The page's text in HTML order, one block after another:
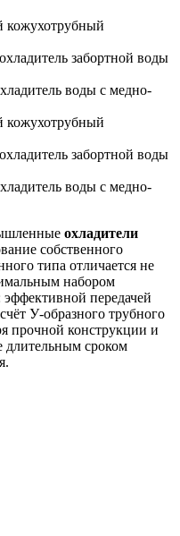
охладители
собственного
типа отличается не
набором
передачей
У-образного трубного
прочной конструкции и
сроком